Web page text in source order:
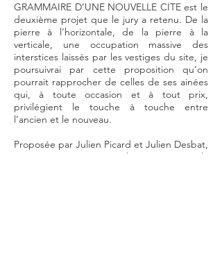
GRAMMAIRE D’UNE NOUVELLE CITE est le
deuxième projet que le jury a retenu. De la
pierre à l’horizontale, de la pierre à la
verticale, une occupation massive des
interstices laissés par les vestiges du site, je
poursuivrai par cette proposition qu’on
pourrait rapprocher de celles de ses ainées
qui, à toute occasion et à tout prix,
privilégient le touche à touche entre
l’ancien et le nouveau.
Proposée par Julien Picard et Julien Desbat,
cette proposition a choisi, comme la